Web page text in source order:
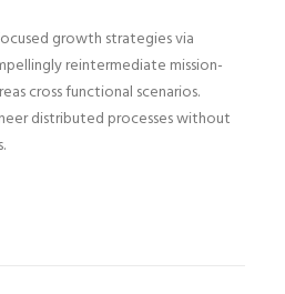
growth strategies via
reintermediate mission-
cross functional scenarios.
distributed processes without